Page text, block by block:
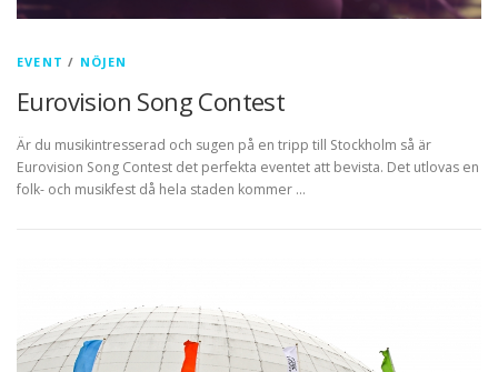
EVENT / NÖJEN
Eurovision Song Contest
Är du musikintresserad och sugen på en tripp till Stockholm så är
Eurovision Song Contest det perfekta eventet att bevista. Det utlovas en
folk- och musikfest då hela staden kommer …